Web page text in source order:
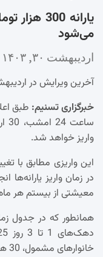
می‌شود
اردیبهشت ۳۰, ۱۴۰۳
آخرین ویرایش در اردیبهشت ۳۰,
خبرگزاری تسنیم:
واریز خواهد شد.
این واریزی مطابق با
در زمان واریز
معیشتی از بیستم هر
همانطور که در جدول
خانوارهای مشمول، 30 هر ماه واریز می‌شود.